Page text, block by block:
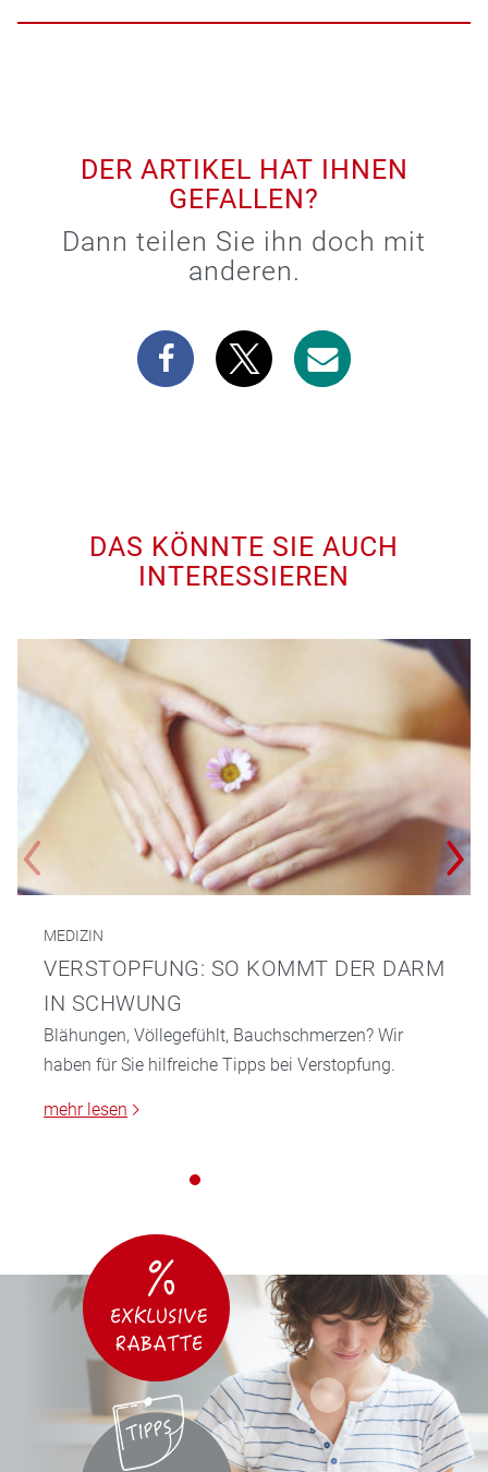
DER ARTIKEL HAT IHNEN
GEFALLEN?
Dann teilen Sie ihn doch mit
anderen.
DAS KÖNNTE SIE AUCH
INTERESSIEREN
MEDIZIN
VERSTOPFUNG: SO KOMMT DER DARM
IN SCHWUNG
Blähungen, Völlegefühlt, Bauchschmerzen? Wir
haben für Sie hilfreiche Tipps bei Verstopfung.
mehr lesen